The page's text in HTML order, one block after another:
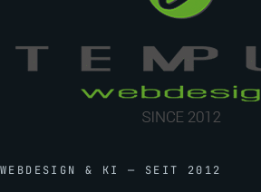
WEBDESIGN & KI — SEIT 2012